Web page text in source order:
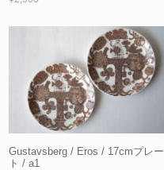
Gustavsberg / Eros / 17cmプレー
ト / a1